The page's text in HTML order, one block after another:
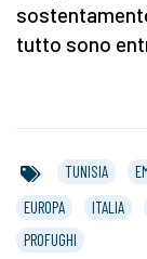
tutto sono
TUNISIA
EUROPA
ITALIA
PROFUGHI